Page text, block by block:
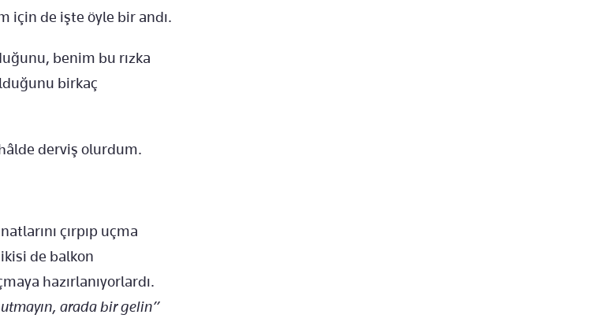
için de işte öyle bir andı.
benim bu rızka
birkaç
derviş olurdum.
çırpıp uçma
de balkon
hazırlanıyorlardı.
arada bir gelin”